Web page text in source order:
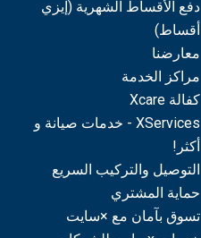
دفع الأقساط الشهرية (إيزي
أقساط)
معارضنا
مراكز الخدمة
كفالة Xcare
XServices - خدمات صيانة و
أكثر!
التوصيل والتركيب السريع
حماية المشتري
تسوق بآمان مع ×سايت